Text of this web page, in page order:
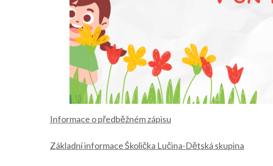
Informace o předběžném zápisu
Základní informace Školička Lučina-Dětská skupina